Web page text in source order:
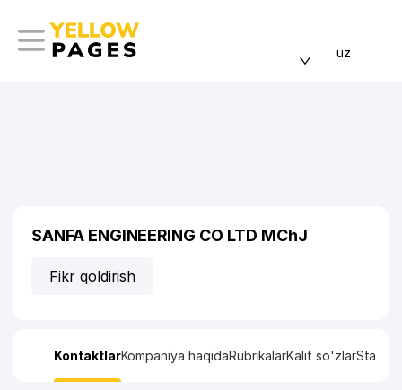
uz
SANFA ENGINEERING CO LTD MChJ
Fikr qoldirish
KontaktlarKompaniya haqidaRubrikalarKalit so'zlar